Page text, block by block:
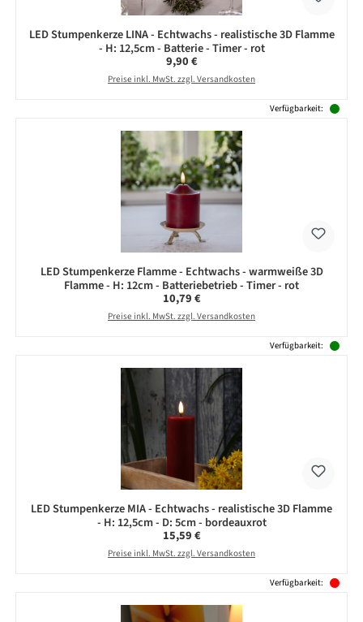
LED Stumpenkerze LINA - Echtwachs - realistische 3D Flamme
- H: 12,5cm - Batterie - Timer - rot
Regulärer Preis:
9,90 €
Preise inkl. MwSt. zzgl. Versandkosten
Verfügbarkeit:
LED Stumpenkerze Flamme - Echtwachs - warmweiße 3D
Flamme - H: 12cm - Batteriebetrieb - Timer - rot
Regulärer Preis:
10,79 €
Preise inkl. MwSt. zzgl. Versandkosten
Verfügbarkeit:
LED Stumpenkerze MIA - Echtwachs - realistische 3D Flamme
- H: 12,5cm - D: 5cm - bordeauxrot
Regulärer Preis:
15,59 €
Preise inkl. MwSt. zzgl. Versandkosten
Verfügbarkeit: